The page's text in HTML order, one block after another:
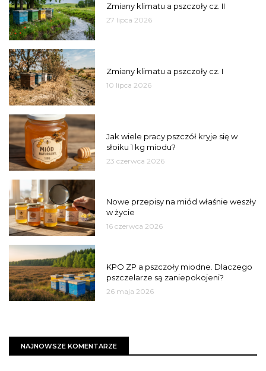
Zmiany klimatu a pszczoły cz. II
27 lipca 2026
Zmiany klimatu a pszczoły cz. I
10 lipca 2026
Jak wiele pracy pszczół kryje się w
słoiku 1 kg miodu?
23 czerwca 2026
Nowe przepisy na miód właśnie weszły
w życie
16 czerwca 2026
KPO ZP a pszczoły miodne. Dlaczego
pszczelarze są zaniepokojeni?
26 maja 2026
NAJNOWSZE KOMENTARZE